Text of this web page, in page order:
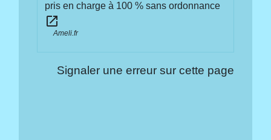
pris en charge à 100 % sans ordonnance
open_in_new
Ameli.fr
Signaler une erreur sur cette page